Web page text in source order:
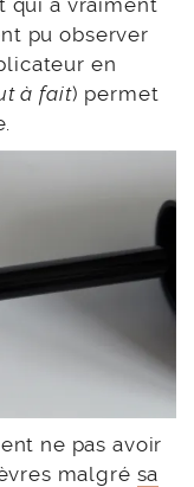
pu observer
en
à fait) permet
ne pas avoir
malgré sa